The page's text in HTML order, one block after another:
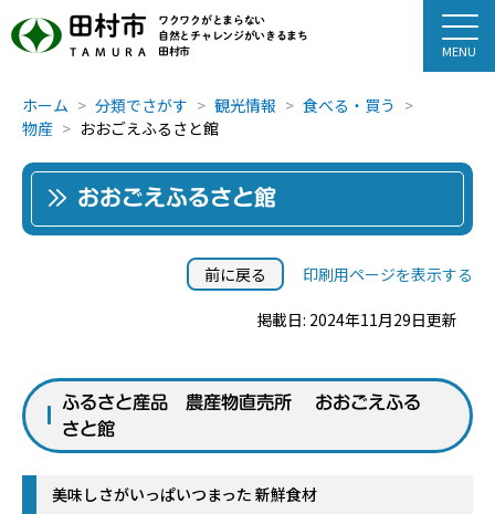
田村市
TAMURA
ワクワクがとまらない
自然とチャレンジがいきるまち
田村市
ホーム 分類でさがす 観光情報
食べる・買う
物産
おおごえふるさと館
おおごえふるさと館
前に戻る 印刷用ページを表示する
掲載日: 2024年11月29日更新
ふるさと産品 農産物直売所 おおごえふる
さと館
美味しさがいっぱいつまった 新鮮食材